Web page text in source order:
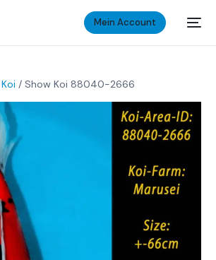
Mein Account
/ Show Koi 88040-2666